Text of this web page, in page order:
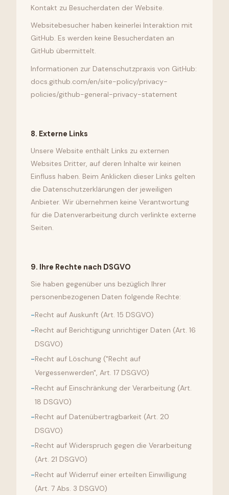
Kontakt zu Besucherdaten der Website.
Websitebesucher haben keinerlei Interaktion mit
GitHub. Es werden keine Besucherdaten an
GitHub übermittelt.
Informationen zur Datenschutzpraxis von GitHub:
docs.github.com/en/site-policy/privacy-
policies/github-general-privacy-statement
8. Externe Links
Unsere Website enthält Links zu externen
Websites Dritter, auf deren Inhalte wir keinen
Einfluss haben. Beim Anklicken dieser Links gelten
die Datenschutzerklärungen der jeweiligen
Anbieter. Wir übernehmen keine Verantwortung
für die Datenverarbeitung durch verlinkte externe
Seiten.
9. Ihre Rechte nach DSGVO
Sie haben gegenüber uns bezüglich Ihrer
personenbezogenen Daten folgende Rechte:
-Recht auf Auskunft (Art. 15 DSGVO)
-Recht auf Berichtigung unrichtiger Daten (Art. 16
DSGVO)
-Recht auf Löschung ("Recht auf
Vergessenwerden", Art. 17 DSGVO)
-Recht auf Einschränkung der Verarbeitung (Art.
18 DSGVO)
-Recht auf Datenübertragbarkeit (Art. 20
DSGVO)
-Recht auf Widerspruch gegen die Verarbeitung
(Art. 21 DSGVO)
-Recht auf Widerruf einer erteilten Einwilligung
(Art. 7 Abs. 3 DSGVO)